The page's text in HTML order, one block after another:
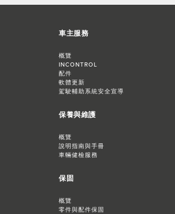
車主服務
概覽
INCONTROL
配件
軟體更新
駕駛輔助系統安全宣導
保養與維護
概覽
說明指南與手冊
車輛健檢服務
保固
概覽
零件與配件保固